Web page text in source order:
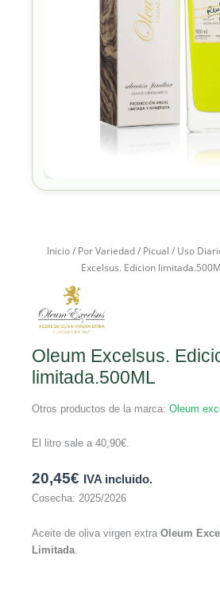
Inicio/ Por Variedad/ Picual / Uso
Excelsus. Edicion
Oleum Excelsus.
limitada.500ML
Otros productos de la marca: Oleum
El litro sale a 40,90€.
20,45€ IVA incluido.
Cosecha: 2025/2026
Aceite de oliva virgen extra Oleum
Limitada